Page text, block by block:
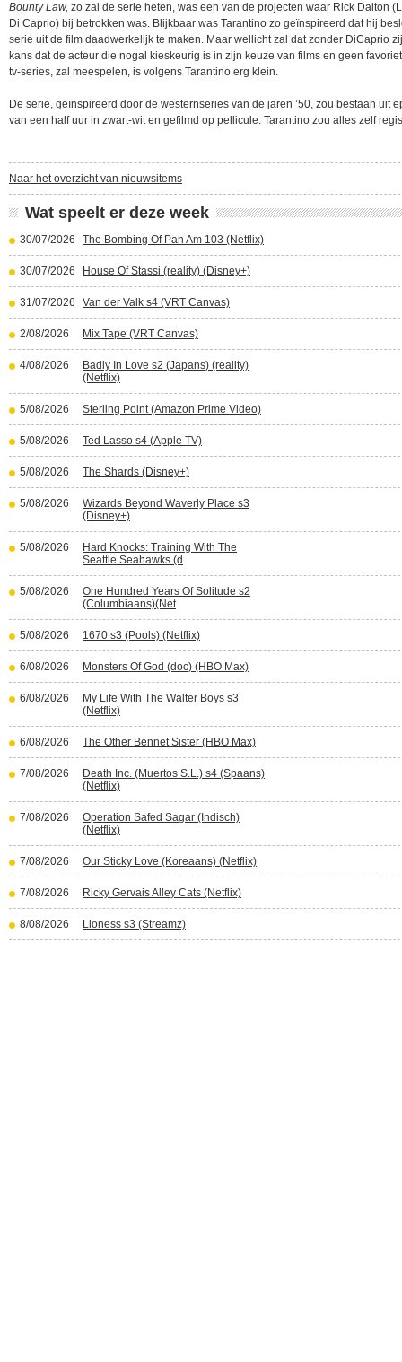
Bounty Law, zo zal de serie heten, was een van de projecten waar Rick Dalton
Di Caprio) bij betrokken was. Blijkbaar was Tarantino zo geïnspireerd dat hij
serie uit de film daadwerkelijk te maken. Maar wellicht zal dat zonder DiCaprio
kans dat de acteur die nogal kieskeurig is in zijn keuze van films en geen
tv-series, zal meespelen, is volgens Tarantino erg klein.
De serie, geïnspireerd door de westernseries van de jaren ’50, zou bestaan uit
van een half uur in zwart-wit en gefilmd op pellicule. Tarantino zou alles zelf
Naar het overzicht van nieuwsitems
Wat speelt er deze week
30/07/2026 The Bombing Of Pan Am 103 (Netflix)
30/07/2026 House Of Stassi (reality) (Disney+)
31/07/2026 Van der Valk s4 (VRT Canvas)
2/08/2026 Mix Tape (VRT Canvas)
4/08/2026
Badly In Love s2 (Japans) (reality)
(Netflix)
5/08/2026 Sterling Point (Amazon Prime Video)
5/08/2026 Ted Lasso s4 (Apple TV)
5/08/2026 The Shards (Disney+)
5/08/2026
Wizards Beyond Waverly Place s3
(Disney+)
5/08/2026
Hard Knocks: Training With The
Seattle Seahawks (d
5/08/2026
One Hundred Years Of Solitude s2
(Columbiaans)(Net
5/08/2026 1670 s3 (Pools) (Netflix)
6/08/2026 Monsters Of God (doc) (HBO Max)
6/08/2026
My Life With The Walter Boys s3
(Netflix)
6/08/2026 The Other Bennet Sister (HBO Max)
7/08/2026
Death Inc. (Muertos S.L.) s4 (Spaans)
(Netflix)
7/08/2026
Operation Safed Sagar (Indisch)
(Netflix)
7/08/2026 Our Sticky Love (Koreaans) (Netflix)
7/08/2026 Ricky Gervais Alley Cats (Netflix)
8/08/2026 Lioness s3 (Streamz)